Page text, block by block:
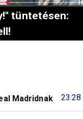
tüntetésen:
23:28
Madridnak